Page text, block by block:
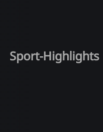
Sport-Highlights